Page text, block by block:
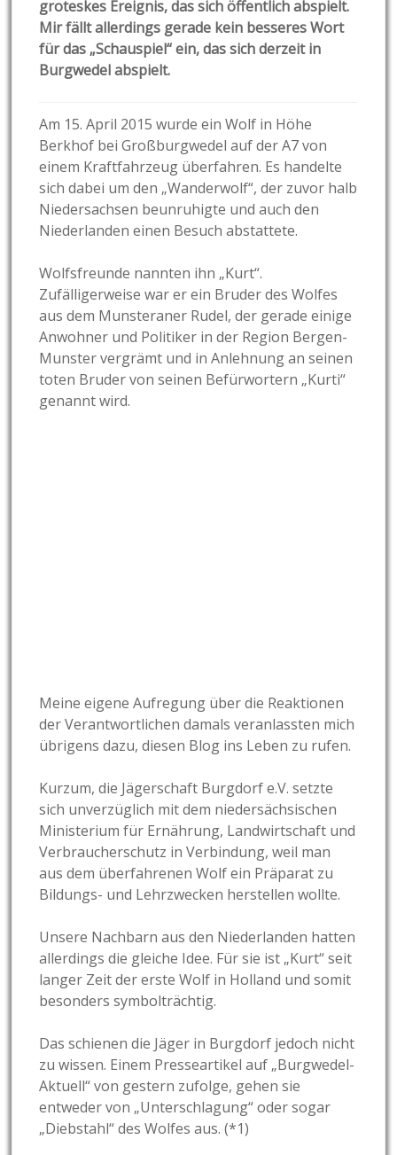
groteskes Ereignis, das sich öffentlich abspielt.
Mir fällt allerdings gerade kein besseres Wort
für das „Schauspiel“ ein, das sich derzeit in
Burgwedel abspielt.
Am 15. April 2015 wurde ein Wolf in Höhe
Berkhof bei Großburgwedel auf der A7 von
einem Kraftfahrzeug überfahren. Es handelte
sich dabei um den „Wanderwolf“, der zuvor halb
Niedersachsen beunruhigte und auch den
Niederlanden einen Besuch abstattete.
Wolfsfreunde nannten ihn „Kurt“.
Zufälligerweise war er ein Bruder des Wolfes
aus dem Munsteraner Rudel, der gerade einige
Anwohner und Politiker in der Region Bergen-
Munster vergrämt und in Anlehnung an seinen
toten Bruder von seinen Befürwortern „Kurti“
genannt wird.
Meine eigene Aufregung über die Reaktionen
der Verantwortlichen damals veranlassten mich
übrigens dazu, diesen Blog ins Leben zu rufen.
Kurzum, die Jägerschaft Burgdorf e.V. setzte
sich unverzüglich mit dem niedersächsischen
Ministerium für Ernährung, Landwirtschaft und
Verbraucherschutz in Verbindung, weil man
aus dem überfahrenen Wolf ein Präparat zu
Bildungs- und Lehrzwecken herstellen wollte.
Unsere Nachbarn aus den Niederlanden hatten
allerdings die gleiche Idee. Für sie ist „Kurt“ seit
langer Zeit der erste Wolf in Holland und somit
besonders symbolträchtig.
Das schienen die Jäger in Burgdorf jedoch nicht
zu wissen. Einem Presseartikel auf „Burgwedel-
Aktuell“ von gestern zufolge, gehen sie
entweder von „Unterschlagung“ oder sogar
„Diebstahl“ des Wolfes aus. (*1)